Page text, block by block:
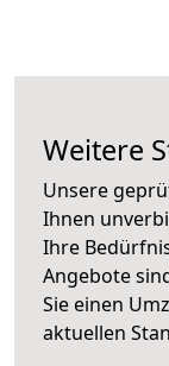
Weitere
Unsere
Ihnen
Ihre
Angebote
Sie einen
aktuellen